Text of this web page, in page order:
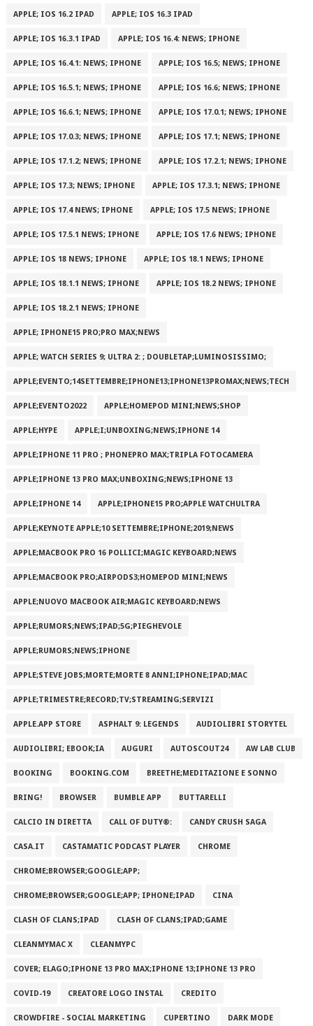
APPLE; IOS 16.2 IPAD APPLE; IOS 16.3 IPAD
APPLE; IOS 16.3.1 IPAD APPLE; IOS 16.4: NEWS; IPHONE
APPLE; IOS 16.4.1: NEWS; IPHONE APPLE; IOS 16.5; NEWS; IPHONE
APPLE; IOS 16.5.1; NEWS; IPHONE APPLE; IOS 16.6; NEWS; IPHONE
APPLE; IOS 16.6.1; NEWS; IPHONE APPLE; IOS 17.0.1; NEWS; IPHONE
APPLE; IOS 17.0.3; NEWS; IPHONE APPLE; IOS 17.1; NEWS; IPHONE
APPLE; IOS 17.1.2; NEWS; IPHONE APPLE; IOS 17.2.1; NEWS; IPHONE
APPLE; IOS 17.3; NEWS; IPHONE APPLE; IOS 17.3.1; NEWS; IPHONE
APPLE; IOS 17.4 NEWS; IPHONE APPLE; IOS 17.5 NEWS; IPHONE
APPLE; IOS 17.5.1 NEWS; IPHONE APPLE; IOS 17.6 NEWS; IPHONE
APPLE; IOS 18 NEWS; IPHONE APPLE; IOS 18.1 NEWS; IPHONE
APPLE; IOS 18.1.1 NEWS; IPHONE APPLE; IOS 18.2 NEWS; IPHONE
APPLE; IOS 18.2.1 NEWS; IPHONE
APPLE; IPHONE15 PRO;PRO MAX;NEWS
APPLE; WATCH SERIES 9; ULTRA 2: ; DOUBLETAP;LUMINOSISSIMO;
APPLE;EVENTO;14SETTEMBRE;IPHONE13;IPHONE13PROMAX;NEWS;TECH
APPLE;EVENTO2022 APPLE;HOMEPOD MINI;NEWS;SHOP
APPLE;HYPE APPLE;I;UNBOXING;NEWS;IPHONE 14
APPLE;IPHONE 11 PRO ; PHONEPRO MAX;TRIPLA FOTOCAMERA
APPLE;IPHONE 13 PRO MAX;UNBOXING;NEWS;IPHONE 13
APPLE;IPHONE 14 APPLE;IPHONE15 PRO;APPLE WATCHULTRA
APPLE;KEYNOTE APPLE;10 SETTEMBRE;IPHONE;2019;NEWS
APPLE;MACBOOK PRO 16 POLLICI;MAGIC KEYBOARD;NEWS
APPLE;MACBOOK PRO;AIRPODS3;HOMEPOD MINI;NEWS
APPLE;NUOVO MACBOOK AIR;MAGIC KEYBOARD;NEWS
APPLE;RUMORS;NEWS;IPAD;5G;PIEGHEVOLE
APPLE;RUMORS;NEWS;IPHONE
APPLE;STEVE JOBS;MORTE;MORTE 8 ANNI;IPHONE;IPAD;MAC
APPLE;TRIMESTRE;RECORD;TV;STREAMING;SERVIZI
APPLE.APP STORE ASPHALT 9: LEGENDS AUDIOLIBRI STORYTEL
AUDIOLIBRI; EBOOK;IA AUGURI AUTOSCOUT24 AW LAB CLUB
BOOKING BOOKING.COM BREETHE;MEDITAZIONE E SONNO
BRING! BROWSER BUMBLE APP BUTTARELLI
CALCIO IN DIRETTA CALL OF DUTY®: CANDY CRUSH SAGA
CASA.IT CASTAMATIC PODCAST PLAYER CHROME
CHROME;BROWSER;GOOGLE;APP;
CHROME;BROWSER;GOOGLE;APP; IPHONE;IPAD CINA
CLASH OF CLANS;IPAD CLASH OF CLANS;IPAD;GAME
CLEANMYMAC X CLEANMYPC
COVER; ELAGO;IPHONE 13 PRO MAX;IPHONE 13;IPHONE 13 PRO
COVID-19 CREATORE LOGO INSTAL CREDITO
CROWDFIRE - SOCIAL MARKETING CUPERTINO DARK MODE